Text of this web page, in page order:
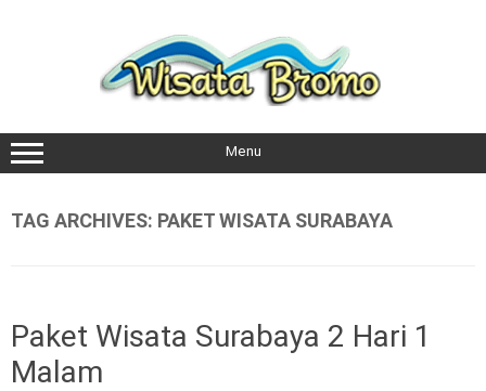
Menu
TAG ARCHIVES: PAKET WISATA SURABAYA
Paket Wisata Surabaya 2 Hari 1
Malam